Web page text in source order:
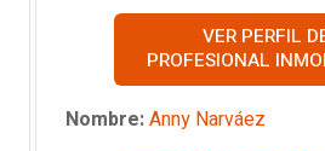
VER PERFIL
PROFESIONAL
Nombre:Anny Narváez